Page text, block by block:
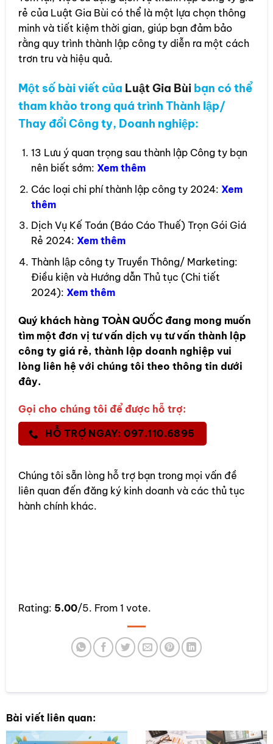
rẻ của Luật Gia Bùi có thể là một lựa chọn thông
minh và tiết kiệm thời gian, giúp bạn đảm bảo
rằng quy trình thành lập công ty diễn ra một cách
trơn tru và hiệu quả.
Một số bài viết của Luật Gia Bùibạn có thể
tham khảo trong quá trình Thành lập/
Thay đổi Công ty, Doanh nghiệp:
13 Lưu ý quan trọng sau thành lập Công ty bạn
nên biết sớm: Xem thêm
Các loại chi phí thành lập công ty 2024: Xem
thêm
Dịch Vụ Kế Toán (Báo Cáo Thuế) Trọn Gói Giá
Rẻ 2024: Xem thêm
Thành lập công ty Truyền Thông/ Marketing:
Điều kiện và Hướng dẫn Thủ tục (Chi tiết
2024): Xem thêm
Quý khách hàng TOÀN QUỐCđang mong muốn
tìm một đơn vị tư vấn dịch vụ tư vấn thành lập
công ty giá rẻ, thành lập doanh nghiệp vui
lòng liên hệ với chúng tôi theo thông tin dưới
đây.
Gọi cho chúng tôi để được hỗ trợ:
HỖ TRỢ NGAY: 097.110.6895
Chúng tôi sẵn lòng hỗ trợ bạn trong mọi vấn đề
liên quan đến đăng ký kinh doanh và các thủ tục
hành chính khác.
SUBMIT RATING
Rating: 5.00/5. From 1 vote.
Bài viết liên quan: